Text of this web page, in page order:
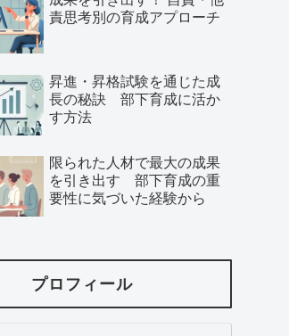
責思考別の育成アプローチ
昇進・昇格試験を通じた成
長の秘訣 部下育成に活か
す方法
限られた人材で最大の成果
を引き出す 部下育成の重
要性に気づいた経験から
プロフィール